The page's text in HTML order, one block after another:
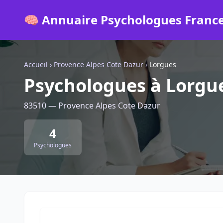
🧠 Annuaire Psychologues
Accueil › Provence Alpes Cote Dazur›Lorgues
Psychologues à
83510 — Provence Alpes Cote Dazur
4
Psychologues